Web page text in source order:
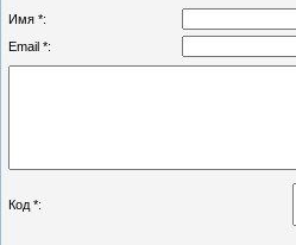
Имя *:
Email *:
Код *: